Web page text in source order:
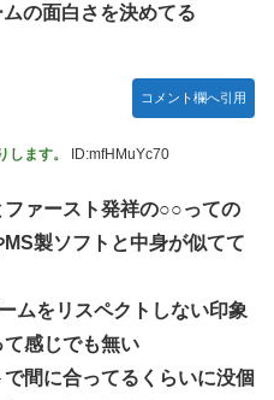
の面白さを決めてる
コメント欄へ引用
ます。 ID:mfHMuYc70
ァースト発祥の○○っての
製ソフトと中身が似てて
ムをリスペクトしない印象
て感じでも無い
間に合ってるくらいに没個